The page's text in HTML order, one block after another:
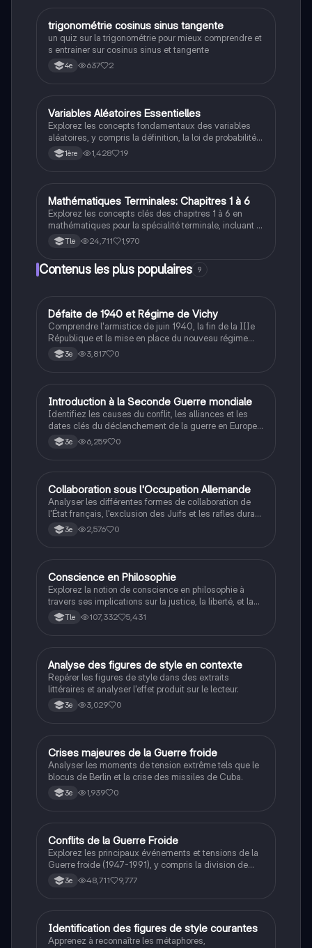
préparation aux examens.
TMaths
trigonométrie cosinus sinus tangente
un quiz sur la trigonométrie pour mieux comprendre et
s entrainer sur cosinus sinus et tangente
4e 637 2
Maths
Variables Aléatoires Essentielles
Explorez les concepts fondamentaux des variables
aléatoires, y compris la définition, la loi de probabilité,
l'espérance, la variance et l'écart type. Ce résumé est
idéal pour les étudiants en mathématiques souhaitant
1ère 1,428 19
Maths
Mathématiques Terminales: Chapitres 1 à 6
Explorez les concepts clés des chapitres 1 à 6 en
mathématiques pour la spécialité terminale, incluant la
continuité, la convexité, les limites, les dérivées, et la
loi binomiale. Idéal pour réviser les notions
fondamentales et préparer vos examens.
Tle 24,711 1,970
Contenus les plus populaires 9
DHistoire
Défaite de 1940 et Régime de Vichy
Comprendre l'armistice de juin 1940, la fin de la IIIe
République et la mise en place du nouveau régime
autoritaire de Philippe Pétain.
3e 3,817 0
IHistoire
Introduction à la Seconde Guerre mondiale
Identifiez les causes du conflit, les alliances et les
dates clés du déclenchement de la guerre en Europe
et dans le Pacifique.
3e 6,259 0
CHistoire
Collaboration sous l'Occupation Allemande
Analyser les différentes formes de collaboration de
l'État français, l'exclusion des Juifs et les rafles durant
la Seconde Guerre mondiale.
3e 2,576 0
Philosophie
Conscience en Philosophie
Explorez la notion de conscience en philosophie à
travers ses implications sur la justice, la liberté, et la
connaissance. Cette fiche de révision aborde les
débats philosophiques sur la conscience, le cogito, et
étudiants en philosophie cherchant à approfondir leur
compréhension des enjeux éthiques et existentiels.
Tle 107,332 5,431
AFrançais
Analyse des figures de style en contexte
Repérer les figures de style dans des extraits
littéraires et analyser l'effet produit sur le lecteur.
3e 3,029 0
CHistoire
Crises majeures de la Guerre froide
Analyser les moments de tension extrême tels que le
blocus de Berlin et la crise des missiles de Cuba.
3e 1,939 0
Histoire
Conflits de la Guerre Froide
Explorez les principaux événements et tensions de la
Guerre froide (1947-1991), y compris la division de
l'Allemagne, la crise de Cuba, la guerre du Vietnam, et
la course à l'espace. Cette fiche de révision couvre les
historique.
3e 48,711 9,777
IFrançais
Identification des figures de style courantes
Apprenez à reconnaître les métaphores,